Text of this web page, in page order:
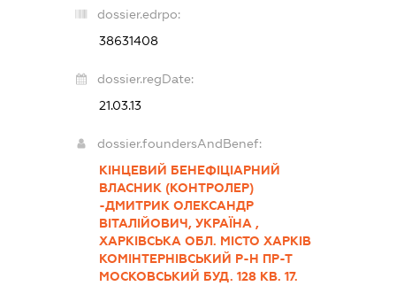
dossier.edrpo:
38631408
dossier.regDate:
21.03.13
dossier.foundersAndBenef:
КІНЦЕВИЙ БЕНЕФІЦІАРНИЙ
ВЛАСНИК (КОНТРОЛЕР)
-ДМИТРИК ОЛЕКСАНДР
ВІТАЛІЙОВИЧ, УКРАЇНА ,
ХАРКІВСЬКА ОБЛ. МІСТО ХАРКІВ
КОМІНТЕРНІВСЬКИЙ Р-Н ПР-Т
МОСКОВСЬКИЙ БУД. 128 КВ. 17.